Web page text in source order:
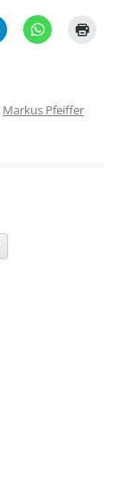
Markus Pfeiffer